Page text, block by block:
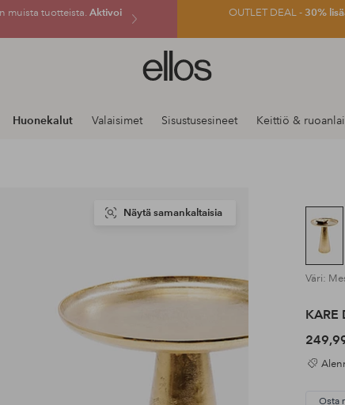
muista tuotteista. Aktivoi
OUTLET DEAL -30%
Ellos-
logo
siirry
Huonekalut Valaisimet Sisustusesineet Keittiö &
Näytä samankaltaisia
Väri:
KARE
Osta